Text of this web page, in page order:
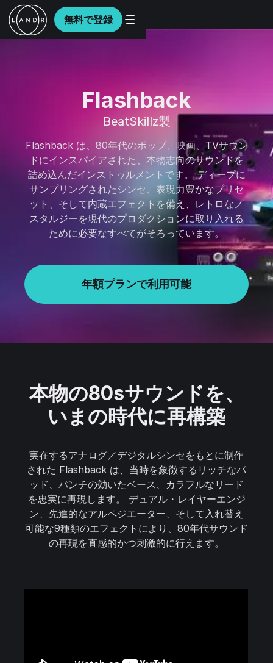
無料で登録
Flashback
BeatSkillz製
Flashback は、80年代のポップ、映画、TVサウン
ドにインスパイアされた、本物志向のサウンドを
詰め込んだインストゥルメントです。 ディープに
サンプリングされたシンセ、表現力豊かなプリセ
ット、そして内蔵エフェクトを備え、レトロなノ
スタルジーを現代のプロダクションに取り入れる
ために必要なすべてがそろっています。
年額プランで利用可能
本物の80sサウンドを、
いまの時代に再構築
実在するアナログ／デジタルシンセをもとに制作
された Flashback は、当時を象徴するリッチなパ
ッド、パンチの効いたベース、カラフルなリード
を忠実に再現します。 デュアル・レイヤーエンジ
ン、先進的なアルペジエーター、そして入れ替え
可能な9種類のエフェクトにより、80年代サウンド
の再現を直感的かつ刺激的に行えます。